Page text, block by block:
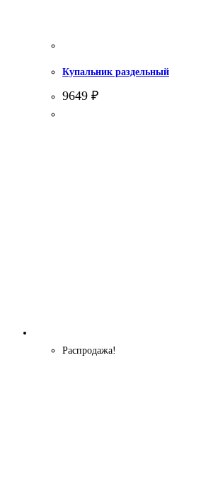
Купальник раздельный
9649 ₽
Распродажа!